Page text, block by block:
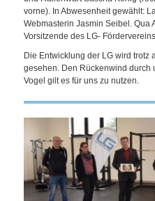
vorne). In Abwesenheit gewählt:
Webmasterin Jasmin Seibel. Qua
Vorsitzende des LG-
Die Entwicklung der LG wird
gesehen. Den Rückenwind durch
Vogel gilt es für uns zu nutzen.